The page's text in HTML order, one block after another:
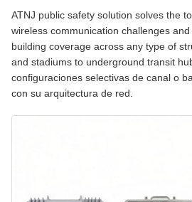
ATNJ public safety solution solves the
wireless communication challenges
building coverage across any type of
and stadiums to underground transit
configuraciones selectivas de canal o
con su arquitectura de red.